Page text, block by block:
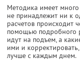
Методика имеет
не принадлежит ни к
расчетов происходит
помощью подробного
идут на подъем, а
ими и
лучше с каждым днем.